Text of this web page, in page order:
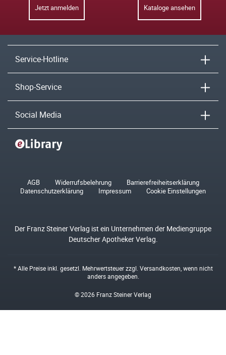
Jetzt anmelden Kataloge ansehen
Service-Hotline
Shop-Service
Social Media
AGB Widerrufsbelehrung
Barrierefreiheitserklärung
Datenschutzerklärung
Impressum Cookie Einstellungen
Der Franz Steiner Verlag ist ein Unternehmen der Mediengruppe
Deutscher Apotheker Verlag.
* Alle Preise inkl. gesetzl. Mehrwertsteuer zzgl. Versandkosten , wenn nicht
anders angegeben.
© 2026 Franz Steiner Verlag